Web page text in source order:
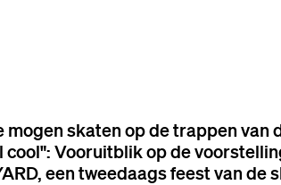
mogen skaten op de trappen van
cool": Vooruitblik op de
een tweedaags feest van de